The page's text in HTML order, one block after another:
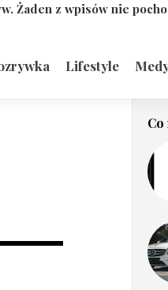
Żaden z wpisów nie
Lifestyle